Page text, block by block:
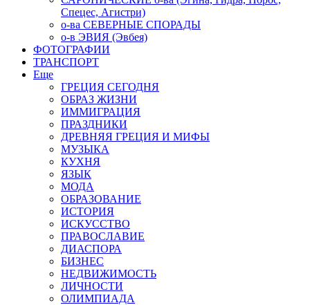
Спецес, Агистри)
о-ва СЕВЕРНЫЕ СПОРАДЫ
о-в ЭВИЯ (Эвбея)
ФОТОГРАФИИ
ТРАНСПОРТ
Еще
ГРЕЦИЯ СЕГОДНЯ
ОБРАЗ ЖИЗНИ
ИММИГРАЦИЯ
ПРАЗДНИКИ
ДРЕВНЯЯ ГРЕЦИЯ И МИФЫ
МУЗЫКА
КУХНЯ
ЯЗЫК
МОДА
ОБРАЗОВАНИЕ
ИСТОРИЯ
ИСКУССТВО
ПРАВОСЛАВИЕ
ДИАСПОРА
БИЗНЕС
НЕДВИЖИМОСТЬ
ЛИЧНОСТИ
ОЛИМПИАДА